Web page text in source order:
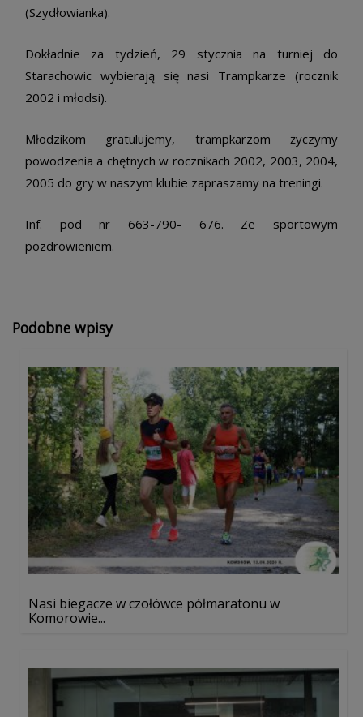
(Szydłowianka).
Dokładnie za tydzień, 29 stycznia na turniej do
Starachowic wybierają się nasi Trampkarze (rocznik
2002 i młodsi).
Młodzikom gratulujemy, trampkarzom życzymy
powodzenia a chętnych w rocznikach 2002, 2003, 2004,
2005 do gry w naszym klubie zapraszamy na treningi.
Inf. pod nr 663-790- 676. Ze sportowym
pozdrowieniem.
Podobne wpisy
Nasi biegacze w czołówce półmaratonu w
Komorowie...